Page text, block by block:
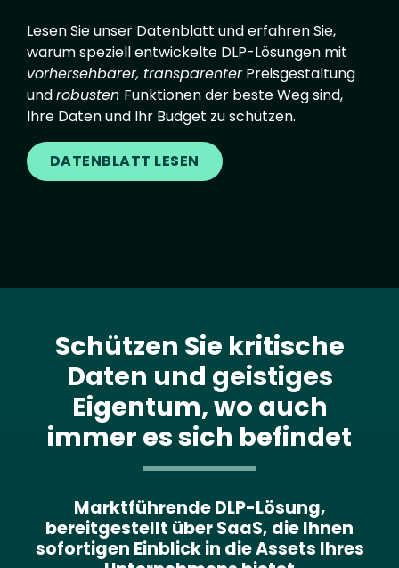
Lesen Sie unser Datenblatt und erfahren Sie,
warum speziell entwickelte DLP-Lösungen mit
vorhersehbarer, transparenterPreisgestaltung
undrobusten Funktionen der beste Weg sind,
Ihre Daten und Ihr Budget zu schützen.
DATENBLATT LESEN
Schützen Sie kritische
Daten und geistiges
Eigentum, wo auch
immer es sich befindet
Marktführende DLP-Lösung,
bereitgestellt über SaaS, die Ihnen
sofortigen Einblick in die Assets Ihres